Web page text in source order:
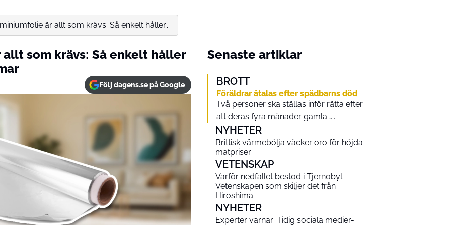
är allt som krävs: Så enkelt håller...
som krävs: Så enkelt håller
Följ dagens.se på Google
Senaste artiklar
BROTT
Föräldrar åtalas efter spädbarns död
Två personer ska ställas inför rätta efter
att deras fyra månader gamla…...
NYHETER
Brittisk värmebölja väcker oro för höjda
matpriser
VETENSKAP
Varför nedfallet bestod i Tjernobyl:
Vetenskapen som skiljer det från
Hiroshima
NYHETER
Experter varnar: Tidig sociala medier-